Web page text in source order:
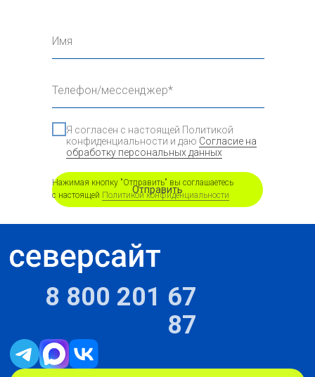
Имя
Телефон/мессенджер*
Я согласен с настоящей Политикой
конфиденциальности и даю Согласие на
обработку персональных данных
Отправить
Нажимая кнопку "Отправить" вы соглашаетесь
с настоящей Политикой конфиденциальности